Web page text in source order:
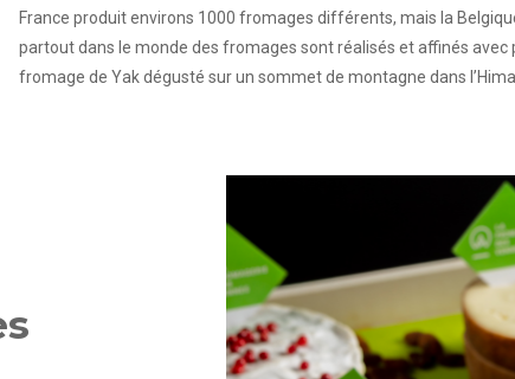
France produit environs 1000 fromages différents, mais la
partout dans le monde des fromages sont réalisés et affinés avec
fromage de Yak dégusté sur un sommet de montagne dans